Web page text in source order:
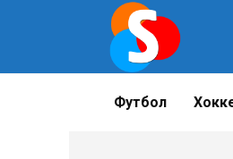
Футбол